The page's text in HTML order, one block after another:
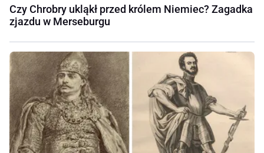
Czy Chrobry ukląkł przed królem Niemiec? Zagadka
zjazdu w Merseburgu